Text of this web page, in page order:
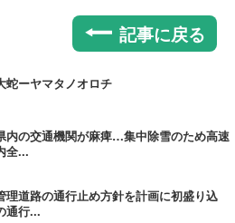
記事に戻る
蛇ーヤマタノオロチ
内の交通機関が麻痺…集中除雪のため高速
全...
理道路の通行止め方針を計画に初盛り込
通行...